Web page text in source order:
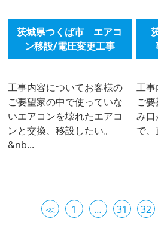
茨城県つくば市 エアコ
ン移設/電圧変更工事
工事内容についてお客様の
ご要望家の中で使っていな
いエアコンを壊れたエアコ
ンと交換、移設したい。
&nb...
工
ご
み
で
≪ 1 … 31 32